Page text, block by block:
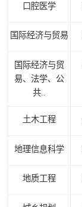
口腔医学
国际经济与贸易
国际经济与贸
易、法学、公
共..
土木工程
地理信息科学
地质工程